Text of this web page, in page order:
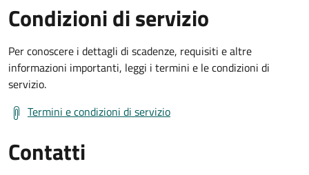
Condizioni di servizio
Per conoscere i dettagli di scadenze, requisiti e altre
informazioni importanti, leggi i termini e le condizioni di
servizio.
Termini e condizioni di servizio
Contatti